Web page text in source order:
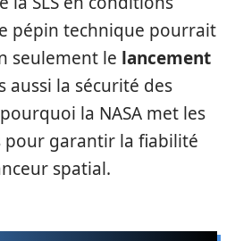
pépin technique pourrait
seulement le lancement
aussi la sécurité des
la NASA met les
pour garantir la fiabilité
spatial.